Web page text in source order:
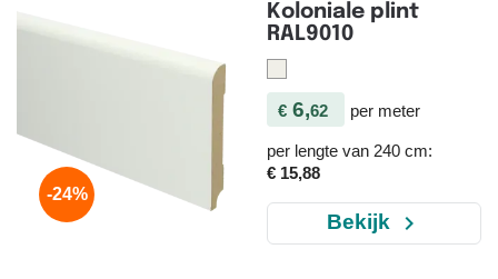
Koloniale plint
RAL9010
€ 6,62 per meter
per lengte van 240 cm:
€ 15,88
Bekijk navigate_next
-24%